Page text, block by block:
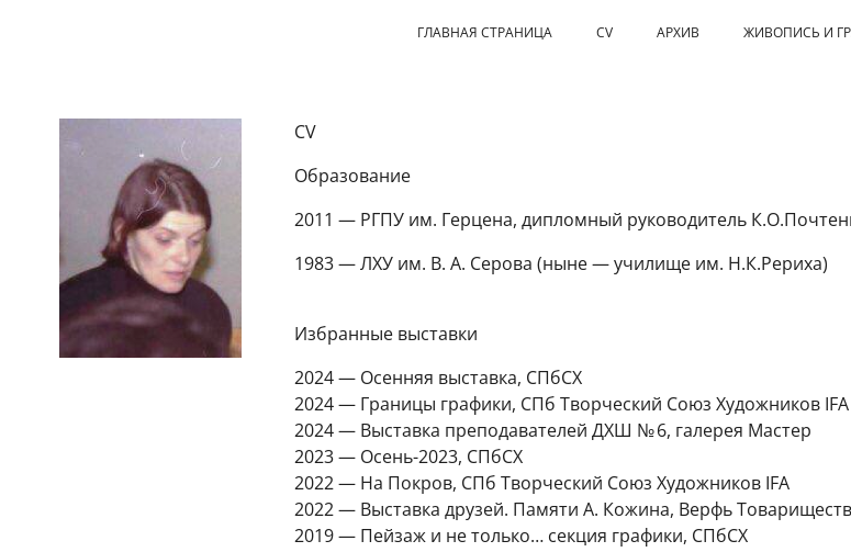
ГЛАВНАЯ СТРАНИЦА CV АРХИВ ЖИВОПИСЬ И
CV
Образование
2011 — РГПУ им. Герцена, дипломный руководитель
1983 — ЛХУ им. В. А. Серова (ныне — училище им. Н.К.Рериха)
Избранные выставки
2024 — Осенняя выставка, СПбСХ
2024 — Границы графики, СПб Творческий Союз Художников IFA
2024 — Выставка преподавателей ДХШ № 6, галерея Мастер
2023 — Осень-2023, СПбСХ
2022 — На Покров, СПб Творческий Союз Художников IFA
2022 — Выставка друзей. Памяти А. Кожина, Верфь
2019 — Пейзаж и не только… секция графики, СПбСХ